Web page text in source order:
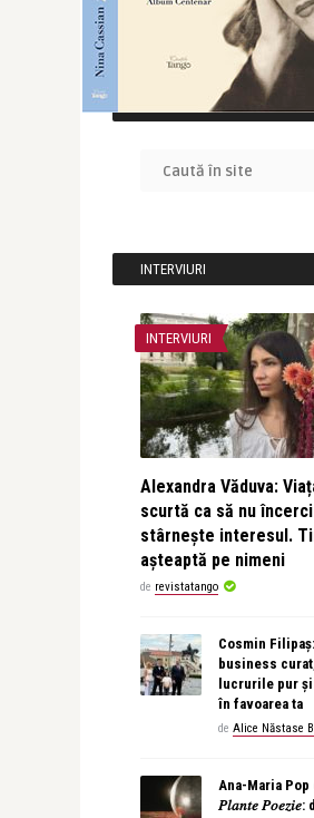
CAUTĂ ÎN SITE
INTERVIURI
INTERVIURI
Alexandra Văduva:
scurtă ca să nu
stârnește interesul.
așteaptă pe nimeni
de revistatango
Cosmin
business
lucrurile pur
în favoarea ta
de Alice Năstase
Ana-Maria
𝑃𝑙𝑎𝑛𝑡𝑒